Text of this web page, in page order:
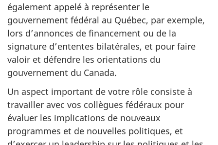
également appelé à représenter le
gouvernement fédéral au Québec, par exemple,
lors d’annonces de financement ou de la
signature d’ententes bilatérales, et pour faire
valoir et défendre les orientations du
gouvernement du Canada.
Un aspect important de votre rôle consiste à
travailler avec vos collègues fédéraux pour
évaluer les implications de nouveaux
programmes et de nouvelles politiques, et